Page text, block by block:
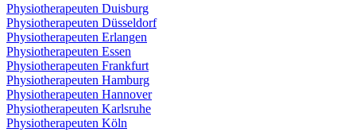
Physiotherapeuten Duisburg
Physiotherapeuten Düsseldorf
Physiotherapeuten Erlangen
Physiotherapeuten Essen
Physiotherapeuten Frankfurt
Physiotherapeuten Hamburg
Physiotherapeuten Hannover
Physiotherapeuten Karlsruhe
Physiotherapeuten Köln